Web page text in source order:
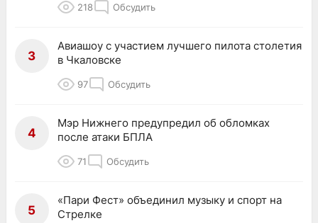
218 Обсудить
3
Авиашоу с участием лучшего пилота столетия
в Чкаловске
97 Обсудить
4
Мэр Нижнего предупредил об обломках
после атаки БПЛА
71 Обсудить
5
«Пари Фест» объединил музыку и спорт на
Стрелке